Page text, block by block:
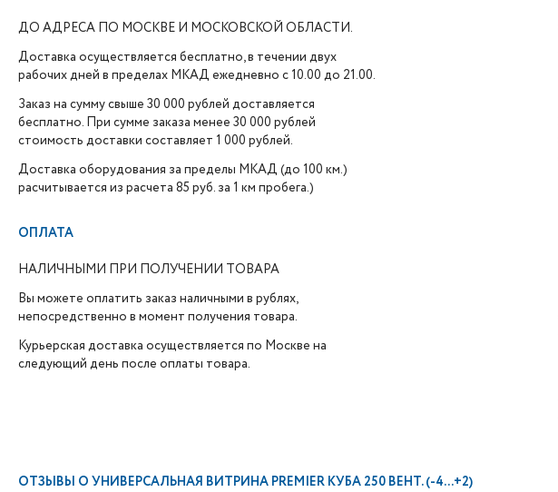
ДО АДРЕСА ПО МОСКВЕ И МОСКОВСКОЙ ОБЛАСТИ.
Доставка осуществляется бесплатно, в течении двух
рабочих дней в пределах МКАД ежедневно с 10.00 до 21.00.
Заказ на сумму свыше 30 000 рублей доставляется
бесплатно. При сумме заказа менее 30 000 рублей
стоимость доставки составляет 1 000 рублей.
Доставка оборудования за пределы МКАД (до 100 км.)
расчитывается из расчета 85 руб. за 1 км пробега.)
ОПЛАТА
НАЛИЧНЫМИ ПРИ ПОЛУЧЕНИИ ТОВАРА
Вы можете оплатить заказ наличными в рублях,
непосредственно в момент получения товара.
Курьерская доставка осуществляется по Москве на
следующий день после оплаты товара.
ОТЗЫВЫ О УНИВЕРСАЛЬНАЯ ВИТРИНА PREMIER КУБА 250 ВЕНТ. (-4...+2)